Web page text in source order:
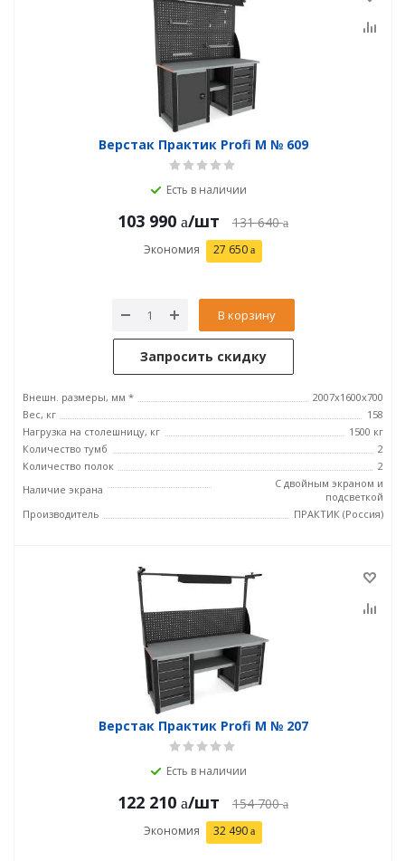
Верстак Практик Profi M № 609
Есть в наличии
103 990 /шт 131 640
Экономия 27 650
В корзину
Запросить скидку
Внешн. размеры, мм *
2007х1600х700
Вес, кг
158
Нагрузка на столешницу, кг
1500 кг
Количество тумб
2
Количество полок
2
Наличие экрана
С двойным экраном и
подсветкой
Производитель
ПРАКТИК (Россия)
Верстак Практик Profi M № 207
Есть в наличии
122 210 /шт 154 700
Экономия 32 490